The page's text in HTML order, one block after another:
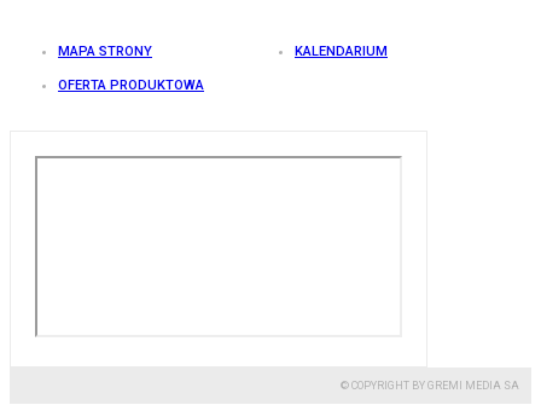
MAPA STRONY KALENDARIUM
OFERTA PRODUKTOWA
© COPYRIGHT BY GREMI MEDIA SA